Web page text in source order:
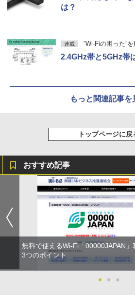
は？
連載 “Wi-Fiの困った”
2.4GHz帯と5GHz帯
もっと関連記事を
トップページに戻
おすすめ記事
無料で使えるWi-Fi「00000JAPAN」
3つのポイント
● ● ●